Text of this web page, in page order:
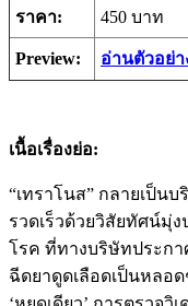
ราคา: 450 บาท
Preview: อ่านตัวอย่
เนื้อเรื่องย่อ:
“เทราโนส” กลายเป็น
รวดเร็วด้วยวิสัยทัศน์มุ่ง
โรค ที่ทางบริษัทประกา
ฉีดยาดูดเลือดเป็นหลอ